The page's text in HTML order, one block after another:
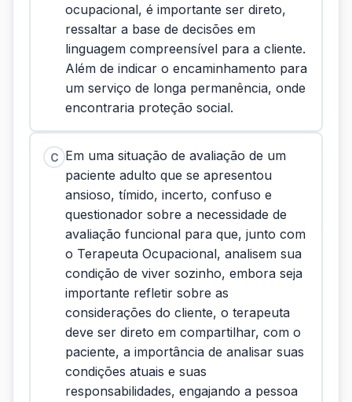
ocupacional, é importante ser direto,
ressaltar a base de decisões em
linguagem compreensível para a cliente.
Além de indicar o encaminhamento para
um serviço de longa permanência, onde
encontraria proteção social.
C Em uma situação de avaliação de um
paciente adulto que se apresentou
ansioso, tímido, incerto, confuso e
questionador sobre a necessidade de
avaliação funcional para que, junto com
o Terapeuta Ocupacional, analisem sua
condição de viver sozinho, embora seja
importante refletir sobre as
considerações do cliente, o terapeuta
deve ser direto em compartilhar, com o
paciente, a importância de analisar suas
condições atuais e suas
responsabilidades, engajando a pessoa